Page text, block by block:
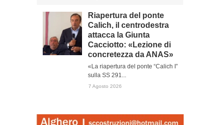
Riapertura del ponte
Calich, il centrodestra
attacca la Giunta
Cacciotto: «Lezione di
concretezza da ANAS»
«La riapertura del ponte “Calich I”
sulla SS 291...
7 Agosto 2026